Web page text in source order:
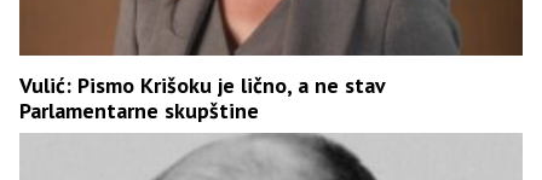
Vulić: Pismo Krišoku je lično, a ne stav
Parlamentarne skupštine